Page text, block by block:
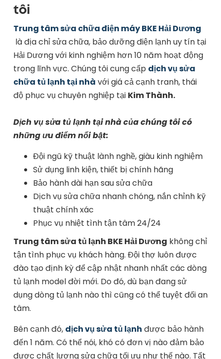
tôi
Trung tâm sửa chữa điện máy BKE Hải Dương
là địa chỉ sửa chữa, bảo dưỡng điện lạnh uy tín tại
Hải Dương với kinh nghiệm hơn 10 năm hoạt động
trong lĩnh vực. Chúng tôi cung cấp dịch vụ sửa
chữa tủ lạnh tại nhà với giá cả cạnh tranh, thái
độ phục vụ chuyên nghiệp tại Kim Thành.
Dịch vụ sửa tủ lạnh tại nhà của chúng tôi có
những ưu điểm nổi bật:
Đội ngũ kỹ thuật lành nghề, giàu kinh nghiệm
Sử dụng linh kiện, thiết bị chính hãng
Bảo hành dài hạn sau sửa chữa
Dịch vụ sửa chữa nhanh chóng, nắn chỉnh kỹ
thuật chính xác
Phục vụ nhiệt tình tận tâm 24/24
Trung tâm sửa tủ lạnh BKE Hải Dương không chỉ
tận tình phục vụ khách hàng. Đội thợ luôn được
đào tạo định kỳ để cập nhật nhanh nhất các dòng
tủ lạnh model đời mới. Do đó, dù bạn đang sử
dụng dòng tủ lạnh nào thì cũng có thể tuyệt đối an
tâm.
Bên cạnh đó, dịch vụ sửa tủ lạnh được bảo hành
đến 1 năm. Có thể nói, khó có đơn vị nào đảm bảo
được chất lượng sửa chữa tối ưu như thế nào. Tất